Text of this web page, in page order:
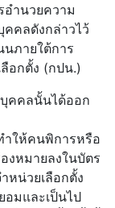
อำนวยความ
คลดังกล่าวไว้
นภายใต้การ
อกตั้ง (กปน.)
คคลนั้นได้ออก
ให้คนพิการหรือ
งหมายลงในบัตร
หน่วยเลือกตั้ง
มและเป็นไป